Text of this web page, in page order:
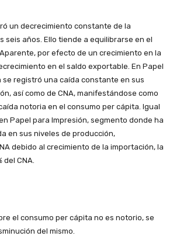
un decrecimiento constante de la
seis años. Ello tiende a equilibrarse en el
por efecto de un crecimiento en la
en el saldo exportable. En Papel
se registró una caída constante en sus
así como de CNA, manifestándose como
notoria en el consumo per cápita. Igual
Papel para Impresión, segmento donde ha
en sus niveles de producción,
debido al crecimiento de la importación, la
CNA.
el consumo per cápita no es notorio, se
del mismo.